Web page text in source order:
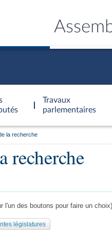
Travaux
parlementaires
la recherche
recherche
l'un des boutons pour faire un choix)
législatures